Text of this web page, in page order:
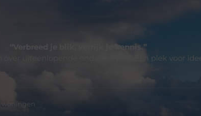
“Verbreed je blik, verrijk je kennis.”
uiteenlopende onderwerpen. Een plek voor
woningen